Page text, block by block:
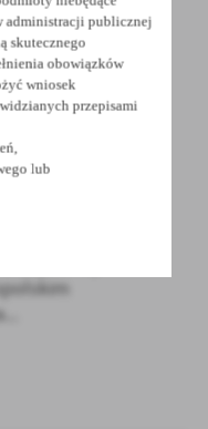
POŻARNA
administracji publicznej
skutecznego
obowiązków
wniosek
przepisami
lub